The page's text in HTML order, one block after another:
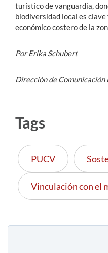
turístico de vanguardia,
biodiversidad local es
económico costero de la
Por Erika Schubert
Dirección de
Tags
PUCV
Vinculación con el